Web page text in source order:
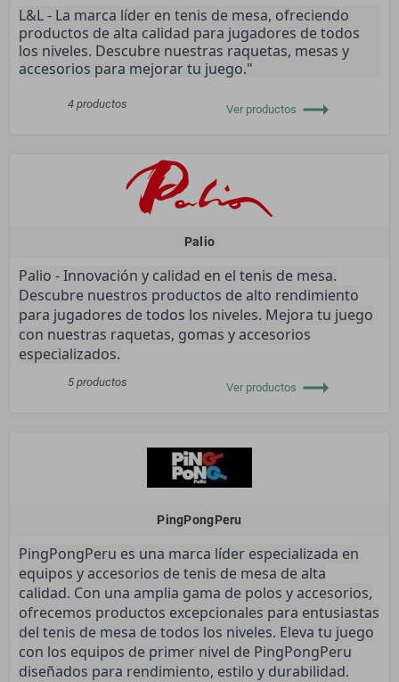
L&L - La marca líder en tenis de mesa, ofreciendo
productos de alta calidad para jugadores de todos
los niveles. Descubre nuestras raquetas, mesas y
accesorios para mejorar tu juego."
4 productos Ver productos trending_flat
Palio
Palio - Innovación y calidad en el tenis de mesa.
Descubre nuestros productos de alto rendimiento
para jugadores de todos los niveles. Mejora tu juego
con nuestras raquetas, gomas y accesorios
especializados.
5 productos Ver productos trending_flat
PingPongPeru
PingPongPeru es una marca líder especializada en
equipos y accesorios de tenis de mesa de alta
calidad. Con una amplia gama de polos y accesorios,
ofrecemos productos excepcionales para entusiastas
del tenis de mesa de todos los niveles. Eleva tu juego
con los equipos de primer nivel de PingPongPeru
diseñados para rendimiento, estilo y durabilidad.